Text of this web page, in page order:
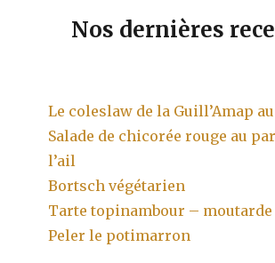
Nos dernières
Le coleslaw de la Guill’Amap
Salade de chicorée rouge au
l’ail
Bortsch végétarien
Tarte topinambour – moutarde
Peler le potimarron